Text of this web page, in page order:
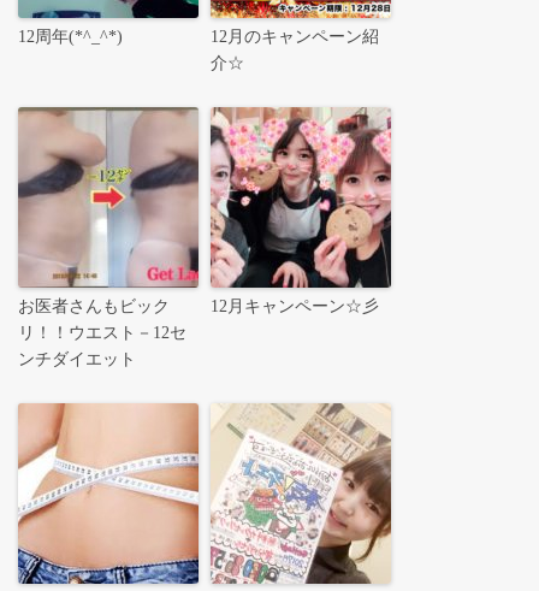
12周年(*^_^*)
12月のキャンペーン紹
介☆
お医者さんもビック
リ！！ウエスト－12セ
ンチダイエット
12月キャンペーン☆彡